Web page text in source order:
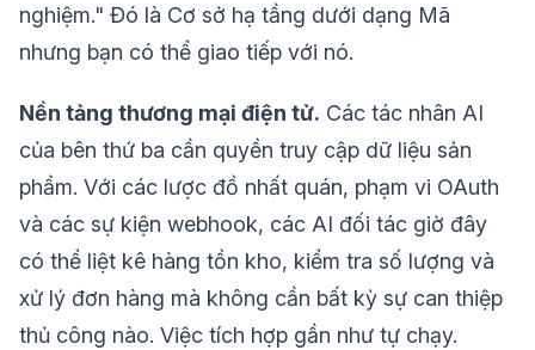
nghiệm." Đó là Cơ sở hạ tầng dưới dạng Mã
nhưng bạn có thể giao tiếp với nó.
Nền tảng thương mại điện tử. Các tác nhân AI
của bên thứ ba cần quyền truy cập dữ liệu sản
phẩm. Với các lược đồ nhất quán, phạm vi OAuth
và các sự kiện webhook, các AI đối tác giờ đây
có thể liệt kê hàng tồn kho, kiểm tra số lượng và
xử lý đơn hàng mà không cần bất kỳ sự can thiệp
thủ công nào. Việc tích hợp gần như tự chạy.